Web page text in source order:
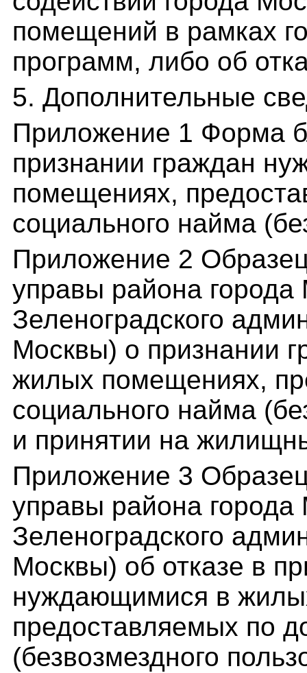
помещений в рамках
программ, либо об
5. Дополнительные
Приложение 1 Форма
признании граждан
помещениях,
социального найма
Приложение 2
управы района
Зеленоградского
Москвы) о признании
жилых помещениях,
социального найма
и принятии на
Приложение 3
управы района
Зеленоградского
Москвы) об отказе в
нуждающимися в
предоставляемых по
(безвозмездного